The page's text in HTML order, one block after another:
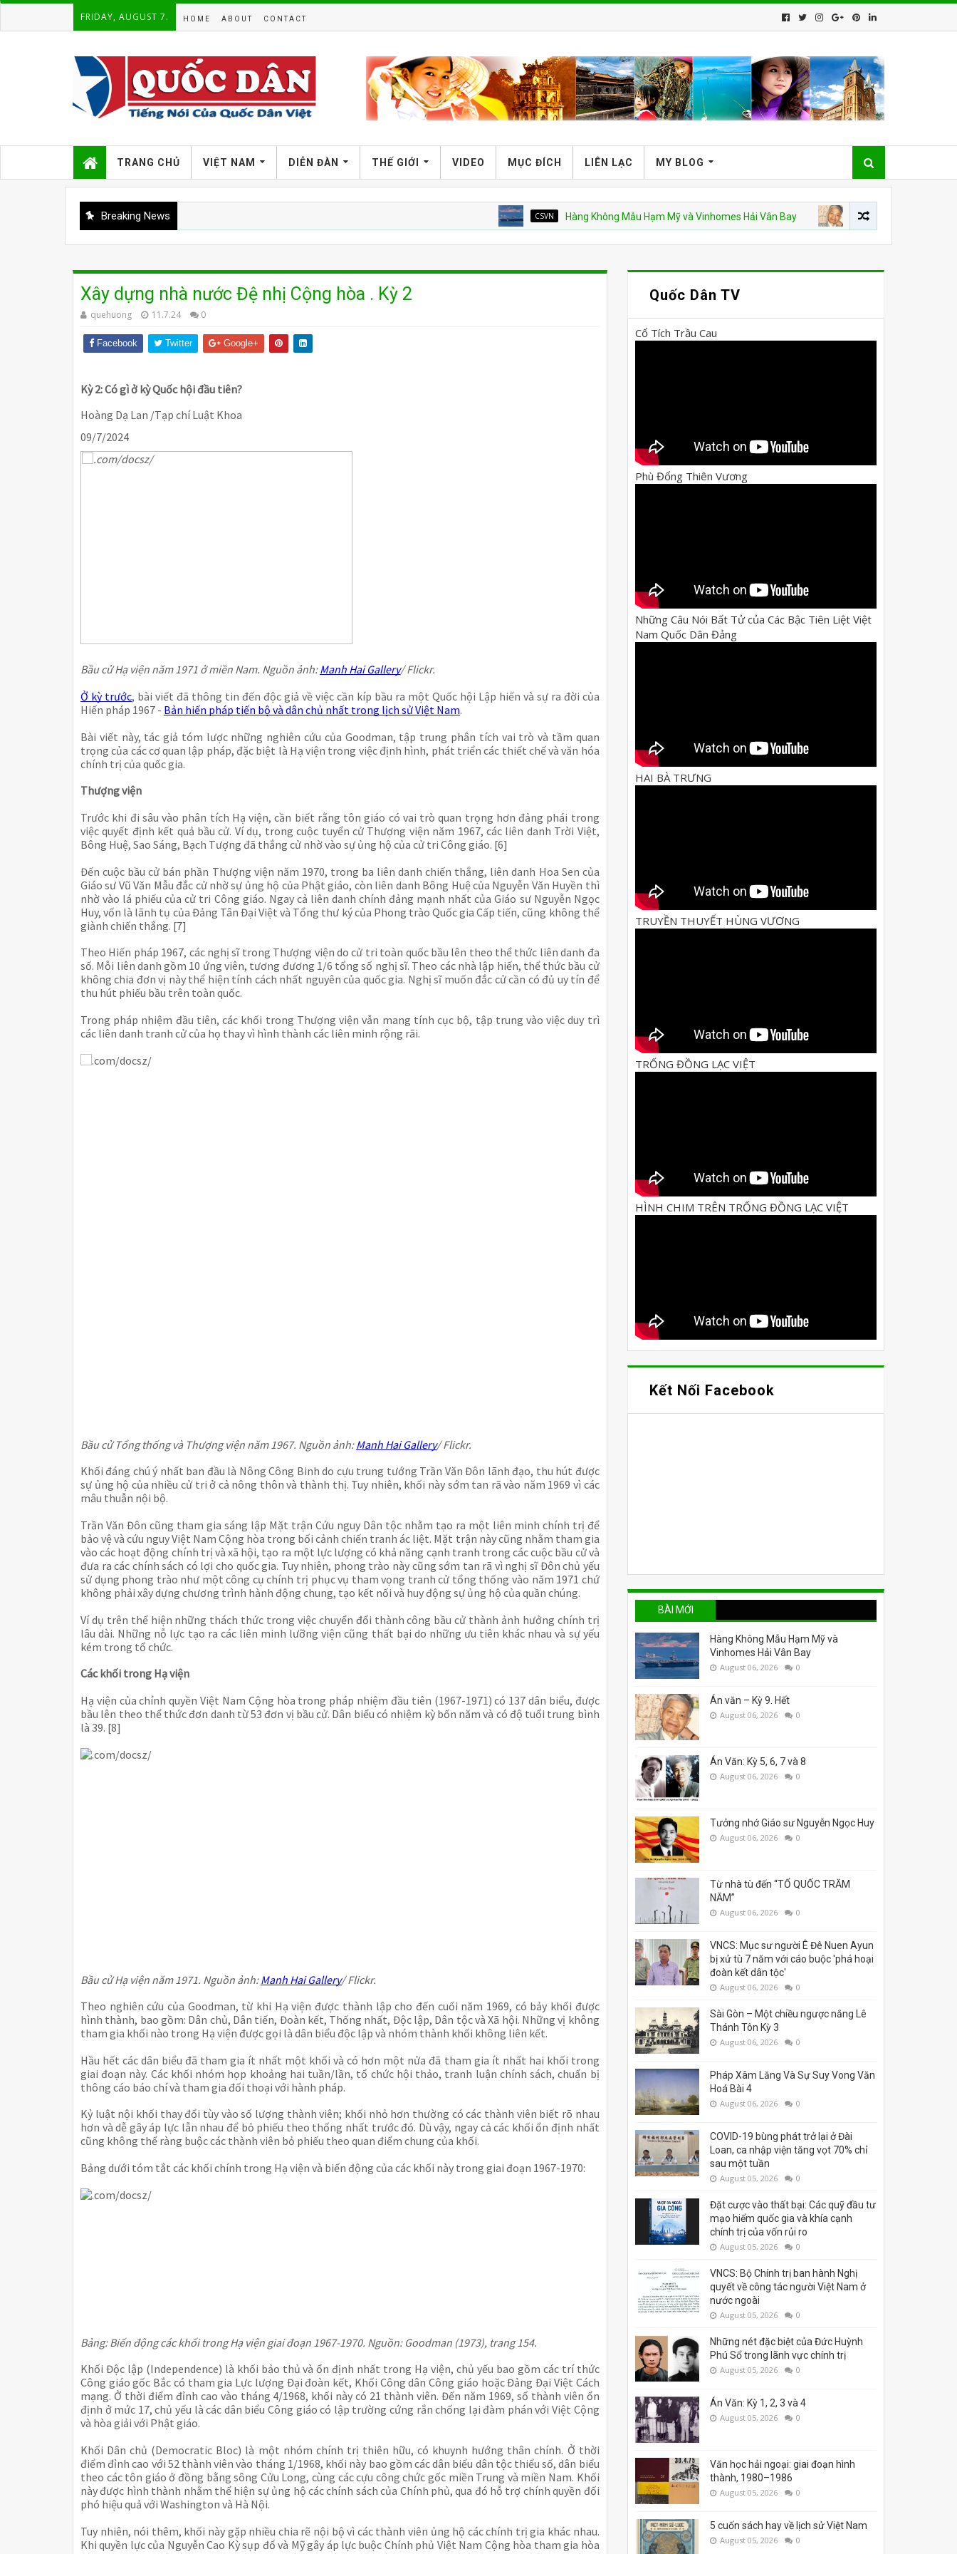
FRIDAY, AUGUST 7. HOME ABOUT CONTACT
TRANG CHỦ VIỆT NAM DIỄN ĐÀN THẾ GIỚI VIDEO MỤC ĐÍCH LIÊN LẠC MY BLOG
Breaking News CSVN Hàng Không Mẫu Hạm Mỹ và Vinhomes Hải Vân Bay CSVN Án văn – Kỳ 9. Hết
Xây dựng nhà nước Đệ nhị Cộng hòa . Kỳ 2
quehuong 11.7.24 0
Facebook Twitter Google+
Kỳ 2: Có gì ở kỳ Quốc hội đầu tiên?
Hoàng Dạ Lan /Tạp chí Luật Khoa
09/7/2024
Bầu cử Hạ viện năm 1971 ở miền Nam. Nguồn ảnh:Manh Hai Gallery/ Flickr.
Ở kỳ trước, bài viết đã thông tin đến độc giả về việc cần kíp bầu ra một Quốc hội Lập hiến và sự ra đời của
Hiến pháp 1967 - Bản hiến pháp tiến bộ và dân chủ nhất trong lịch sử Việt Nam.
Bài viết này, tác giả tóm lược những nghiên cứu của Goodman, tập trung phân tích vai trò và tầm quan
trọng của các cơ quan lập pháp, đặc biệt là Hạ viện trong việc định hình, phát triển các thiết chế và văn hóa
chính trị của quốc gia.
Thượng viện
Trước khi đi sâu vào phân tích Hạ viện, cần biết rằng tôn giáo có vai trò quan trọng hơn đảng phái trong
việc quyết định kết quả bầu cử. Ví dụ, trong cuộc tuyển cử Thượng viện năm 1967, các liên danh Trời Việt,
Bông Huệ, Sao Sáng, Bạch Tượng đã thắng cử nhờ vào sự ủng hộ của cử tri Công giáo. [6]
Đến cuộc bầu cử bán phần Thượng viện năm 1970, trong ba liên danh chiến thắng, liên danh Hoa Sen của
Giáo sư Vũ Văn Mẫu đắc cử nhờ sự ủng hộ của Phật giáo, còn liên danh Bông Huệ của Nguyễn Văn Huyền thì
nhờ vào lá phiếu của cử tri Công giáo. Ngay cả liên danh chính đảng mạnh nhất của Giáo sư Nguyễn Ngọc
Huy, vốn là lãnh tụ của Đảng Tân Đại Việt và Tổng thư ký của Phong trào Quốc gia Cấp tiến, cũng không thể
giành chiến thắng. [7]
Theo Hiến pháp 1967, các nghị sĩ trong Thượng viện do cử tri toàn quốc bầu lên theo thể thức liên danh đa
số. Mỗi liên danh gồm 10 ứng viên, tương đương 1/6 tổng số nghị sĩ. Theo các nhà lập hiến, thể thức bầu cử
không chia đơn vị này thể hiện tính cách nhất nguyên của quốc gia. Nghị sĩ muốn đắc cử cần có đủ uy tín để
thu hút phiếu bầu trên toàn quốc.
Trong pháp nhiệm đầu tiên, các khối trong Thượng viện vẫn mang tính cục bộ, tập trung vào việc duy trì
các liên danh tranh cử của họ thay vì hình thành các liên minh rộng rãi.
Bầu cử Tổng thống và Thượng viện năm 1967. Nguồn ảnh:Manh Hai Gallery/ Flickr.
Khối đáng chú ý nhất ban đầu là Nông Công Binh do cựu trung tướng Trần Văn Đôn lãnh đạo, thu hút được
sự ủng hộ của nhiều cử tri ở cả nông thôn và thành thị. Tuy nhiên, khối này sớm tan rã vào năm 1969 vì các
mâu thuẫn nội bộ.
Trần Văn Đôn cũng tham gia sáng lập Mặt trận Cứu nguy Dân tộc nhằm tạo ra một liên minh chính trị để
bảo vệ và cứu nguy Việt Nam Cộng hòa trong bối cảnh chiến tranh ác liệt. Mặt trận này cũng nhằm tham gia
vào các hoạt động chính trị và xã hội, tạo ra một lực lượng có khả năng cạnh tranh trong các cuộc bầu cử và
đưa ra các chính sách có lợi cho quốc gia. Tuy nhiên, phong trào này cũng sớm tan rã vì nghị sĩ Đôn chủ yếu
sử dụng phong trào như một công cụ chính trị phục vụ tham vọng tranh cử tổng thống vào năm 1971 chứ
không phải xây dựng chương trình hành động chung, tạo kết nối và huy động sự ủng hộ của quần chúng.
Ví dụ trên thể hiện những thách thức trong việc chuyển đổi thành công bầu cử thành ảnh hưởng chính trị
lâu dài. Những nỗ lực tạo ra các liên minh lưỡng viện cũng thất bại do những ưu tiên khác nhau và sự yếu
kém trong tổ chức.
Các khối trong Hạ viện
Hạ viện của chính quyền Việt Nam Cộng hòa trong pháp nhiệm đầu tiên (1967-1971) có 137 dân biểu, được
bầu lên theo thể thức đơn danh từ 53 đơn vị bầu cử. Dân biểu có nhiệm kỳ bốn năm và có độ tuổi trung bình
là 39. [8]
Bầu cử Hạ viện năm 1971. Nguồn ảnh:Manh Hai Gallery/ Flickr.
Theo nghiên cứu của Goodman, từ khi Hạ viện được thành lập cho đến cuối năm 1969, có bảy khối được
hình thành, bao gồm: Dân chủ, Dân tiến, Đoàn kết, Thống nhất, Độc lập, Dân tộc và Xã hội. Những vị không
tham gia khối nào trong Hạ viện được gọi là dân biểu độc lập và nhóm thành khối không liên kết.
Hầu hết các dân biểu đã tham gia ít nhất một khối và có hơn một nửa đã tham gia ít nhất hai khối trong
giai đoạn này. Các khối nhóm họp khoảng hai tuần/lần, tổ chức hội thảo, tranh luận chính sách, chuẩn bị
thông cáo báo chí và tham gia đối thoại với hành pháp.
Kỷ luật nội khối thay đổi tùy vào số lượng thành viên; khối nhỏ hơn thường có các thành viên biết rõ nhau
hơn và dễ gây áp lực lẫn nhau để bỏ phiếu theo thống nhất trước đó. Dù vậy, ngay cả các khối ổn định nhất
cũng không thể ràng buộc các thành viên bỏ phiếu theo quan điểm chung của khối.
Bảng dưới tóm tắt các khối chính trong Hạ viện và biến động của các khối này trong giai đoạn 1967-1970:
Bảng: Biến động các khối trong Hạ viện giai đoạn 1967-1970. Nguồn: Goodman (1973), trang 154.
Khối Độc lập (Independence) là khối bảo thủ và ổn định nhất trong Hạ viện, chủ yếu bao gồm các trí thức
Công giáo gốc Bắc có tham gia Lực lượng Đại đoàn kết, Khối Công dân Công giáo hoặc Đảng Đại Việt Cách
mạng. Ở thời điểm đỉnh cao vào tháng 4/1968, khối này có 21 thành viên. Đến năm 1969, số thành viên ổn
định ở mức 17, chủ yếu là các dân biểu Công giáo có lập trường cứng rắn chống lại đàm phán với Việt Cộng
và hòa giải với Phật giáo.
Khối Dân chủ (Democratic Bloc) là một nhóm chính trị thiên hữu, có khuynh hướng thân chính. Ở thời
điểm đỉnh cao với 52 thành viên vào tháng 1/1968, khối này bao gồm các dân biểu dân tộc thiểu số, dân biểu
theo các tôn giáo ở đồng bằng sông Cửu Long, cùng các cựu công chức gốc miền Trung và miền Nam. Khối
này được hình thành nhằm thể hiện sự ủng hộ các chính sách của Chính phủ, qua đó hỗ trợ chính quyền đối
phó hiệu quả với Washington và Hà Nội.
Tuy nhiên, nói thêm, khối này gặp nhiều chia rẽ nội bộ vì các thành viên ủng hộ các chính trị gia khác nhau.
Khi quyền lực của Nguyễn Cao Kỳ sụp đổ và Mỹ gây áp lực buộc Chính phủ Việt Nam Cộng hòa tham gia hòa
Quốc Dân TV
Cổ Tích Trầu Cau
Phù Đổng Thiên Vương
Những Câu Nói Bất Tử của Các Bậc Tiên Liệt Việt
Nam Quốc Dân Đảng
HAI BÀ TRƯNG
TRUYỀN THUYẾT HÙNG VƯƠNG
TRỐNG ĐỒNG LẠC VIỆT
HÌNH CHIM TRÊN TRỐNG ĐỒNG LẠC VIỆT
Kết Nối Facebook
BÀI MỚI
Hàng Không Mẫu Hạm Mỹ và
Vinhomes Hải Vân Bay
August 06, 2026 0
Án văn – Kỳ 9. Hết
August 06, 2026 0
Án Văn: Kỳ 5, 6, 7 và 8
August 06, 2026 0
Tưởng nhớ Giáo sư Nguyễn Ngọc Huy
August 06, 2026 0
Từ nhà tù đến “TỔ QUỐC TRĂM
NĂM”
August 06, 2026 0
VNCS: Mục sư người Ê Đê Nuen Ayun
bị xử tù 7 năm với cáo buộc 'phá hoại
đoàn kết dân tộc'
August 06, 2026 0
Sài Gòn – Một chiều ngược nắng Lê
Thánh Tôn Kỳ 3
August 06, 2026 0
Pháp Xâm Lăng Và Sự Suy Vong Văn
Hoá Bài 4
August 06, 2026 0
COVID-19 bùng phát trở lại ở Đài
Loan, ca nhập viện tăng vọt 70% chỉ
sau một tuần
August 05, 2026 0
Đặt cược vào thất bại: Các quỹ đầu tư
mạo hiểm quốc gia và khía cạnh
chính trị của vốn rủi ro
August 05, 2026 0
VNCS: Bộ Chính trị ban hành Nghị
quyết về công tác người Việt Nam ở
nước ngoài
August 05, 2026 0
Những nét đặc biệt của Đức Huỳnh
Phú Sổ trong lãnh vực chính trị
August 05, 2026 0
Án Văn: Kỳ 1, 2, 3 và 4
August 05, 2026 0
Văn học hải ngoại: giai đoạn hình
thành, 1980–1986
August 05, 2026 0
5 cuốn sách hay về lịch sử Việt Nam
August 05, 2026 0